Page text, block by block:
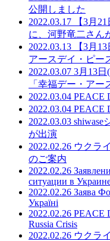
公開しました
2022.03.17
【3月
に、河野竜二さん
2022.03.13
【3月
アースデイ・ピー
2022.03.07 3月13
「幸福デー・アー
2022.03.04 PEACE
2022.03.04 PEACE
2022.03.03 shiwase
が出演
2022.02.26 ウクラ
のご案内
2022.02.26
ситуации в
2022.02.26 Заява
Україні
2022.02.26 PEACE
Russia Crisis
2022.02.26 ウクラ